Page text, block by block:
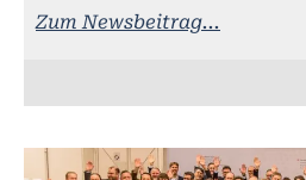
Zum Newsbeitrag...